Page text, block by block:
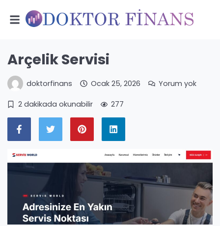
Arçelik Servisi
doktorfinans Ocak 25, 2026 Yorum yok
2 dakikada okunabilir 277